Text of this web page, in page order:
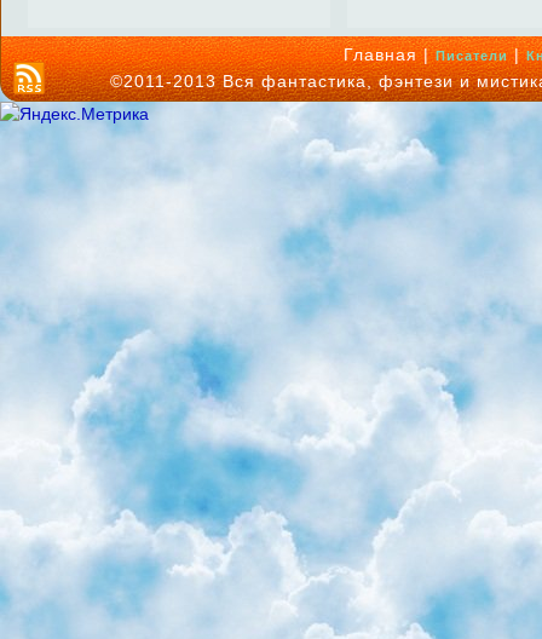
Главная |Писатели|
©2011-2013 Вся фантастика, фэнтези и